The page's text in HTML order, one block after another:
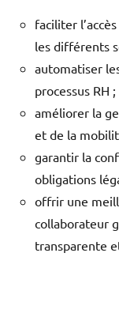
faciliter
les différents
automatiser
processus RH ;
améliorer la
et de la
garantir la
obligations
offrir une
collaborateur
transparente